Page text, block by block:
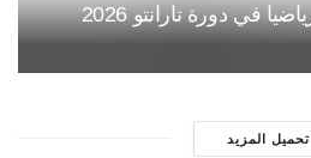
تحميل المزيد